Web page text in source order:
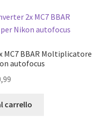
MC7 BBAR Moltiplicatore
autofocus
carrello